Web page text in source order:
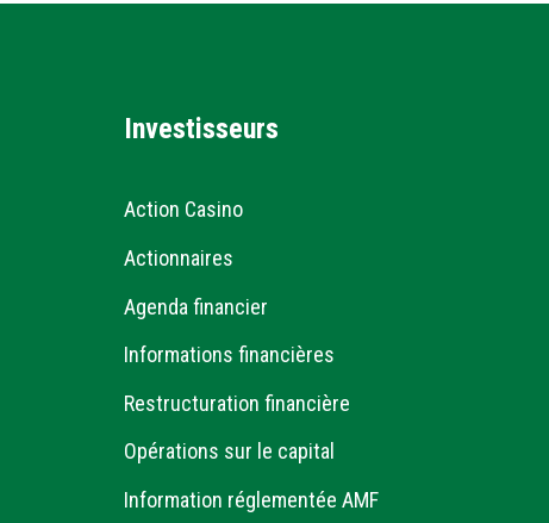
Investisseurs
Action Casino
Actionnaires
Agenda financier
Informations financières
Restructuration financière
Opérations sur le capital
Information réglementée AMF